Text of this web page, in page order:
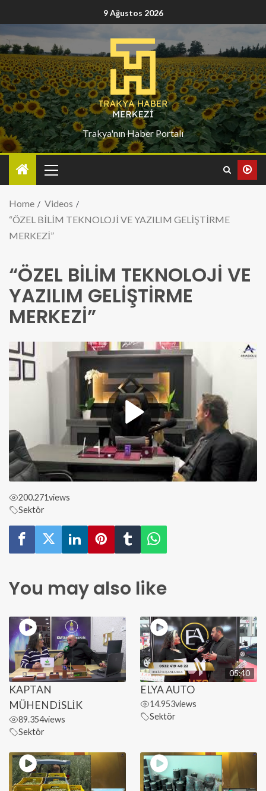
9 Ağustos 2026
Trakya'nın Haber Portalı
Home
Videos
“ÖZEL BİLİM TEKNOLOJİ VE YAZILIM GELİŞTİRME
MERKEZİ”
“ÖZEL BİLİM TEKNOLOJİ VE
YAZILIM GELİŞTİRME
MERKEZİ”
200.271views
Sektör
You may also like
KAPTAN
MÜHENDİSLİK
89.354views
Sektör
05:40
ELYA AUTO
14.953views
Sektör